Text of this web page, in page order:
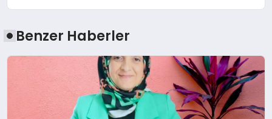
Benzer Haberler